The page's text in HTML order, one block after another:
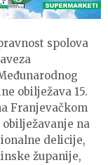
spolova
obilježava 15.
Franjevačkom
na
delicije,
županije,